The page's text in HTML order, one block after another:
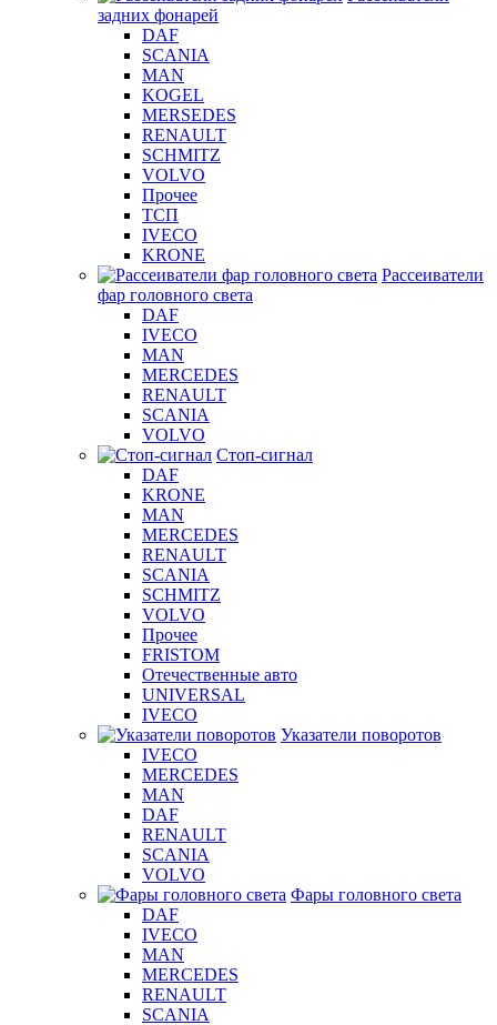
задних фонарей
DAF
SCANIA
MAN
KOGEL
MERSEDES
RENAULT
SCHMITZ
VOLVO
Прочее
ТСП
IVECO
KRONE
Рассеиватели
фар головного света
DAF
IVECO
MAN
MERCEDES
RENAULT
SCANIA
VOLVO
Стоп-сигнал
DAF
KRONE
MAN
MERCEDES
RENAULT
SCANIA
SCHMITZ
VOLVO
Прочее
FRISTOM
Отечественные авто
UNIVERSAL
IVECO
Указатели поворотов
IVECO
MERCEDES
MAN
DAF
RENAULT
SCANIA
VOLVO
Фары головного света
DAF
IVECO
MAN
MERCEDES
RENAULT
SCANIA